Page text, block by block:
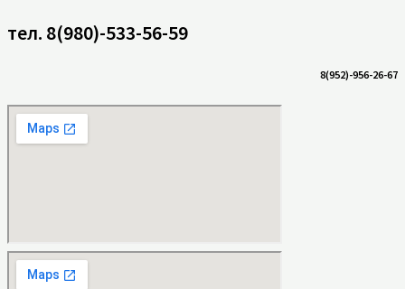
тел. 8(980)-533-56-59
8(952)-956-26-67